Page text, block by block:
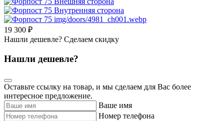
19 300 ₽
Нашли дешевле? Сделаем скидку
Нашли дешевле?
Оставьте ссылку на товар, и мы сделаем для Вас более
интересное предложение.
Ваше имя
Номер телефона